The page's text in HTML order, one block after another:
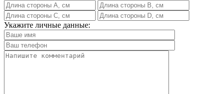
Укажите личные данные: